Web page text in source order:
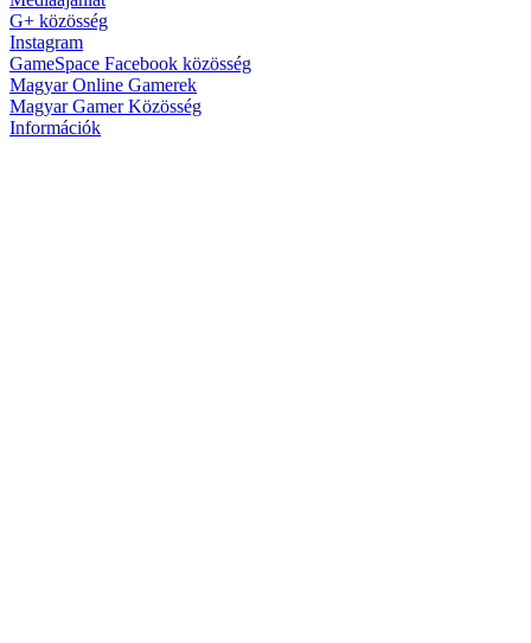
G+ közösség
Instagram
GameSpace Facebook közösség
Magyar Online Gamerek
Magyar Gamer Közösség
Információk